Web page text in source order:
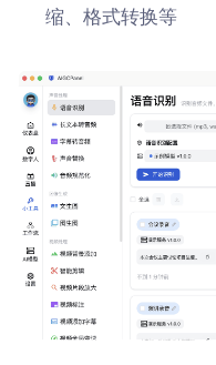
缩、格式转换等